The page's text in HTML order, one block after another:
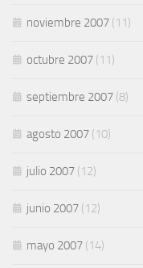
noviembre 2007 (11)
octubre 2007 (11)
septiembre 2007 (8)
agosto 2007 (10)
julio 2007 (12)
junio 2007 (12)
mayo 2007 (14)